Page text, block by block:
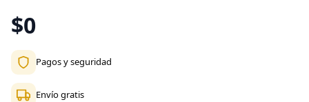
$0
Pagos y seguridad
Envío gratis